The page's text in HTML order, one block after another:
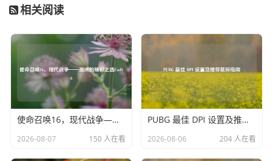
段获取大量游戏激活码并绑定在账号上的行为受到限制，这
样一来，那些看似拥有丰富游戏库的账号，由于其中部分游
戏获取途径不正规，其实际价值也会降低，平台可能会根据
市场情况对某些游戏的价格进行调整，或者推出新的优惠活
动，这也会间接影响到账号中相关游戏资产的价值,从而拉低
整个账号的价值。
Steam 账号价值降低带来的影响是多方面的，对于玩家而
言，自己投入大量时间和金钱打造的账号价值下降，会让他
相关阅读
使命召唤16，现代战争——澳洲的精彩之选Cod16
2026-08-07 150 人在看
PUBG 最佳 DPI 设置及推荐鼠标指南
2026-08-06 204 人在看